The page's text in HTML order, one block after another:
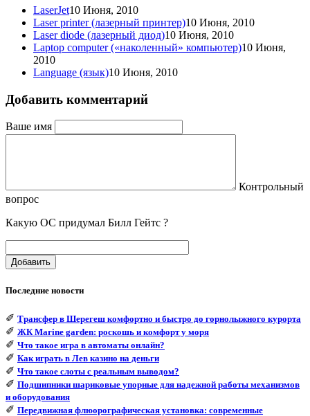
LaserJet10 Июня, 2010
Laser printer (лазерный принтер)10 Июня, 2010
Laser diode (лазерный диод)10 Июня, 2010
Laptop computer («наколенный» компьютер)10 Июня,
2010
Language (язык)10 Июня, 2010
Добавить комментарий
Ваше имя
Контрольный
вопрос
Какую ОС придумал Билл Гейтс ?
Добавить
Последние новости
✐ Трансфер в Шерегеш комфортно и быстро до горнолыжного курорта
✐ ЖК Marine garden: роскошь и комфорт у моря
✐ Что такое игра в автоматы онлайн?
✐ Как играть в Лев казино на деньги
✐ Что такое слоты с реальным выводом?
✐ Подшипники шариковые упорные для надежной работы механизмов
и оборудования
✐ Передвижная флюорографическая установка: современные